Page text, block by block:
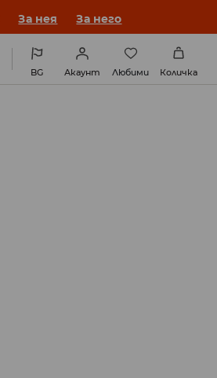
За нея За него
BG Акаунт Любими Количка